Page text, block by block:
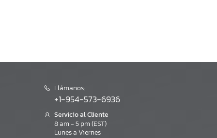
Llámanos:
+1-954-573-6936
Servicio al Cliente
8 am - 5 pm (EST)
Lunes a Viernes